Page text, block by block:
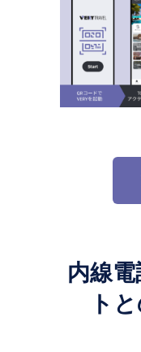
内線
ト